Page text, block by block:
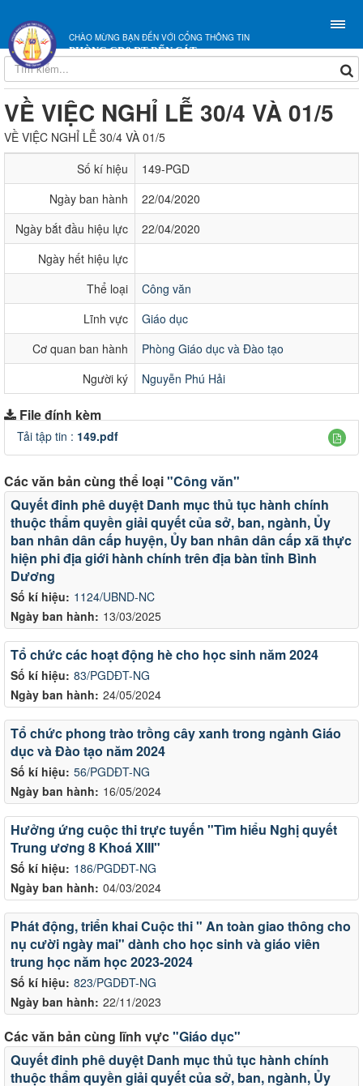
CHÀO MỪNG BẠN ĐẾN VỚI CỔNG THÔNG TIN
PHÒNG GD&ĐT BẾN CÁT
VỀ VIỆC NGHỈ LỄ 30/4 VÀ 01/5
VỀ VIỆC NGHỈ LỄ 30/4 VÀ 01/5
Số kí hiệu
149-PGD
Ngày ban hành
22/04/2020
Ngày bắt đầu hiệu lực
22/04/2020
Ngày hết hiệu lực
Thể loại
Công văn
Lĩnh vực
Giáo dục
Cơ quan ban hành
Phòng Giáo dục và Đào tạo
Người ký
Nguyễn Phú Hải
File đính kèm
Tải tập tin : 149.pdf
Các văn bản cùng thể loại"Công văn"
Số kí hiệu: 1124/UBND-NC
Ngày ban hành: 13/03/2025
Quyết đinh phê duyệt Danh mục thủ tục hành chính
thuộc thẩm quyền giải quyết của sở, ban, ngành, Ủy
ban nhân dân cấp huyện, Ủy ban nhân dân cấp xã thực
hiện phi địa giới hành chính trên địa bàn tỉnh Bình
Dương
Số kí hiệu: 83/PGDĐT-NG
Ngày ban hành: 24/05/2024
Tổ chức các hoạt động hè cho học sinh năm 2024
Số kí hiệu: 56/PGDĐT-NG
Ngày ban hành: 16/05/2024
Tổ chức phong trào trồng cây xanh trong ngành Giáo
dục và Đào tạo năm 2024
Số kí hiệu: 186/PGDĐT-NG
Ngày ban hành: 04/03/2024
Hưởng ứng cuộc thi trực tuyến "Tìm hiểu Nghị quyết
Trung ương 8 Khoá XIII"
Số kí hiệu: 823/PGDĐT-NG
Ngày ban hành: 22/11/2023
Phát động, triển khai Cuộc thi " An toàn giao thông cho
nụ cười ngày mai" dành cho học sinh và giáo viên
trung học năm học 2023-2024
Các văn bản cùng lĩnh vực"Giáo dục"
Quyết đinh phê duyệt Danh mục thủ tục hành chính
thuộc thẩm quyền giải quyết của sở, ban, ngành, Ủy